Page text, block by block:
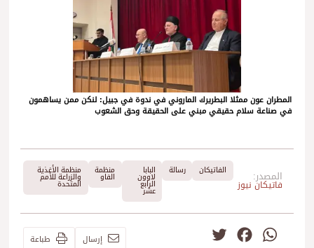
المطران عون ممثلا البطريرك الماروني في ندوة في جبيل: لنكن ممن يساهمون
في صناعة سلام حقيقي مبني على الحقيقة وحق الشعوب
المصدر:
فاتيكان نيوز
الفاتيكان رسالة البابا
لاوون
الرابع
عشر
منظمة
الفاو
منظمة الأغذية
والزراعة للأمم
المتحدة
WhatsApp
Facebook إرسال طباعة